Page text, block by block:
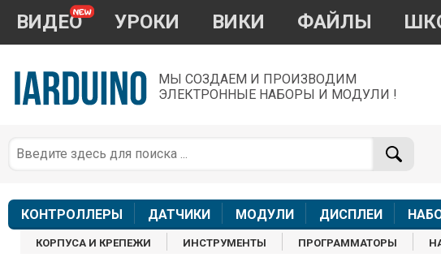
ВИДЕО УРОКИ ВИКИ ФАЙЛЫ
МЫ СОЗДАЕМ И ПРОИЗВОДИМ
ЭЛЕКТРОННЫЕ НАБОРЫ И МОДУЛИ !
КОНТРОЛЛЕРЫ ДАТЧИКИ МОДУЛИ ДИСПЛЕИ
КОРПУСА И КРЕПЕЖИ ИНСТРУМЕНТЫ ПРОГРАММАТОРЫ
По
+7 968
звонки и аудио